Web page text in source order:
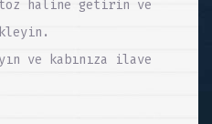
haline getirin ve
ve kabınıza ilave